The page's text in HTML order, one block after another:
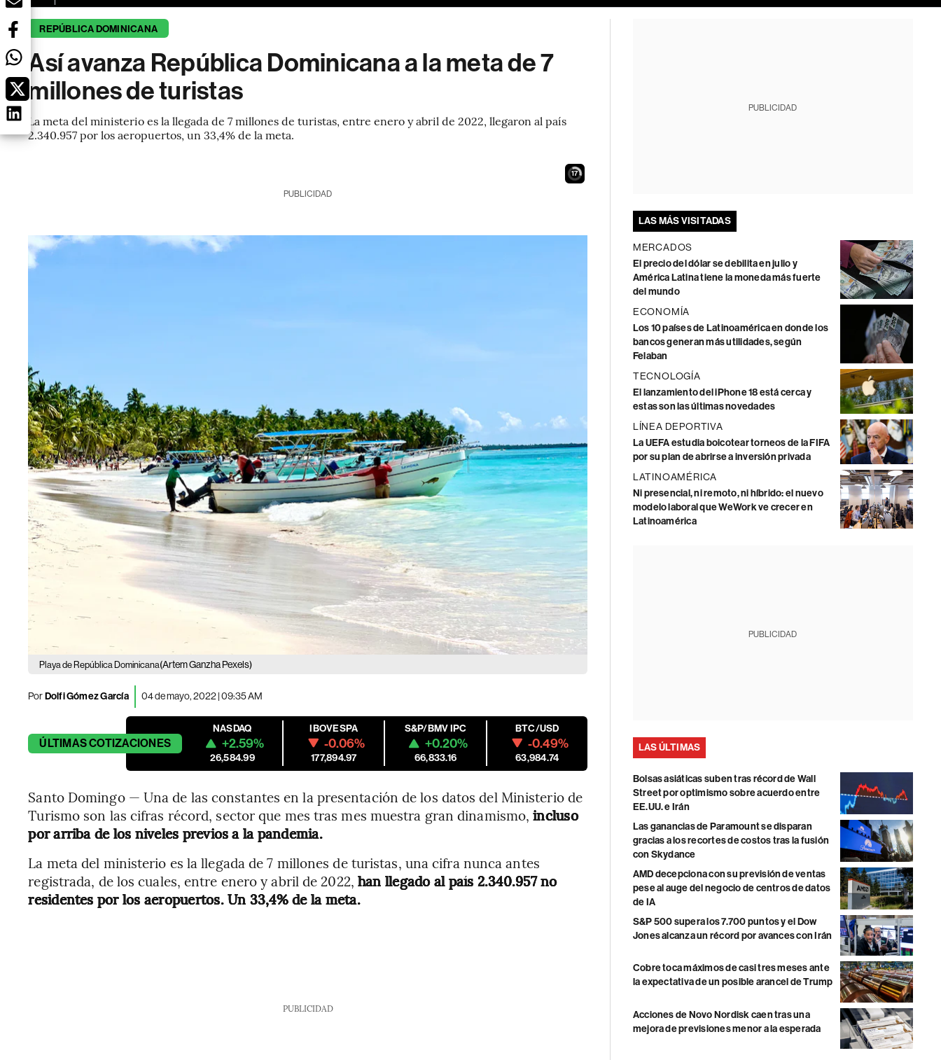
REPÚBLICA DOMINICANA
Así avanza República Dominicana a la meta de 7
millones de turistas
La meta del ministerio es la llegada de 7 millones de turistas, entre enero y abril de 2022, llegaron al país
2.340.957 por los aeropuertos, un 33,4% de la meta.
16
PUBLICIDAD
Playa de República Dominicana(Artem Ganzha Pexels)
PorDolfi Gómez García 04 de mayo, 2022 | 09:35 AM
ÚLTIMASCOTIZACIONES
NASDAQ
+2.59%
26,584.99
IBOVESPA
-0.06%
177,894.97
S&P/BMV IPC
+0.20%
66,833.16
BTC/USD
-0.49%
63,984.74
Santo Domingo — Una de las constantes en la presentación de los datos del Ministerio de
Turismo son las cifras récord, sector que mes tras mes muestra gran dinamismo,incluso
por arriba de los niveles previos a la pandemia.
La meta del ministerio es la llegada de 7 millones de turistas, una cifra nunca antes
registrada, de los cuales, entre enero y abril de 2022, han llegado al país 2.340.957 no
residentes por los aeropuertos. Un 33,4% de la meta.
PUBLICIDAD
PUBLICIDAD
LAS MÁS VISITADAS
MERCADOS
El precio del dólar se debilita en julio y
América Latina tiene la moneda más fuerte
del mundo
ECONOMÍA
Los 10 países de Latinoamérica en donde los
bancos generan más utilidades, según
Felaban
TECNOLOGÍA
El lanzamiento del iPhone 18 está cerca y
estas son las últimas novedades
LÍNEA DEPORTIVA
La UEFA estudia boicotear torneos de la FIFA
por su plan de abrirse a inversión privada
LATINOAMÉRICA
Ni presencial, ni remoto, ni híbrido: el nuevo
modelo laboral que WeWork ve crecer en
Latinoamérica
PUBLICIDAD
LAS ÚLTIMAS
Bolsas asiáticas suben tras récord de Wall
Street por optimismo sobre acuerdo entre
EE.UU. e Irán
Las ganancias de Paramount se disparan
gracias a los recortes de costos tras la fusión
con Skydance
AMD decepciona con su previsión de ventas
pese al auge del negocio de centros de datos
de IA
S&P 500 supera los 7.700 puntos y el Dow
Jones alcanza un récord por avances con Irán
Cobre toca máximos de casi tres meses ante
la expectativa de un posible arancel de Trump
Acciones de Novo Nordisk caen tras una
mejora de previsiones menor a la esperada